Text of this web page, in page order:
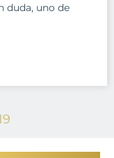
duda, uno de